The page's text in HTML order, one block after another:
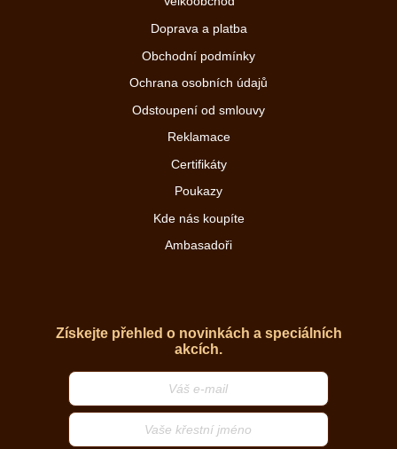
Doprava a platba
Obchodní podmínky
Ochrana osobních údajů
Odstoupení od smlouvy
Reklamace
Certifikáty
Poukazy
Kde nás koupíte
Ambasadoři
Získejte přehled o novinkách a speciálních
akcích.